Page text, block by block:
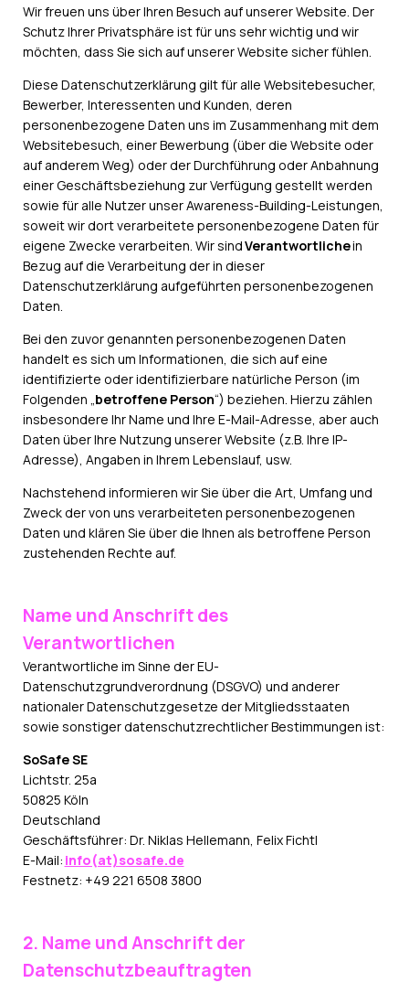
Wir freuen uns über Ihren Besuch auf unserer Website. Der
Schutz Ihrer Privatsphäre ist für uns sehr wichtig und wir
möchten, dass Sie sich auf unserer Website sicher fühlen.
Diese Datenschutzerklärung gilt für alle Websitebesucher,
Bewerber, Interessenten und Kunden, deren
personenbezogene Daten uns im Zusammenhang mit dem
Websitebesuch, einer Bewerbung (über die Website oder
auf anderem Weg) oder der Durchführung oder Anbahnung
einer Geschäftsbeziehung zur Verfügung gestellt werden
sowie für alle Nutzer unser Awareness-Building-Leistungen,
soweit wir dort verarbeitete personenbezogene Daten für
eigene Zwecke verarbeiten. Wir sindVerantwortlichein
Bezug auf die Verarbeitung der in dieser
Datenschutzerklärung aufgeführten personenbezogenen
Daten.
Bei den zuvor genannten personenbezogenen Daten
handelt es sich um Informationen, die sich auf eine
identifizierte oder identifizierbare natürliche Person (im
Folgenden „ betroffene Person“) beziehen. Hierzu zählen
insbesondere Ihr Name und Ihre E-Mail-Adresse, aber auch
Daten über Ihre Nutzung unserer Website (z.B. Ihre IP-
Adresse), Angaben in Ihrem Lebenslauf, usw.
Nachstehend informieren wir Sie über die Art, Umfang und
Zweck der von uns verarbeiteten personenbezogenen
Daten und klären Sie über die Ihnen als betroffene Person
zustehenden Rechte auf.
Name und Anschrift des
Verantwortlichen
Verantwortliche im Sinne der EU-
Datenschutzgrundverordnung (DSGVO) und anderer
nationaler Datenschutzgesetze der Mitgliedsstaaten
sowie sonstiger datenschutzrechtlicher Bestimmungen ist:
SoSafe SE
Lichtstr. 25a
50825 Köln
Deutschland
Geschäftsführer: Dr. Niklas Hellemann, Felix Fichtl
E-Mail: info(at)sosafe.de
Festnetz: +49 221 6508 3800
2. Name und Anschrift der
Datenschutzbeauftragten